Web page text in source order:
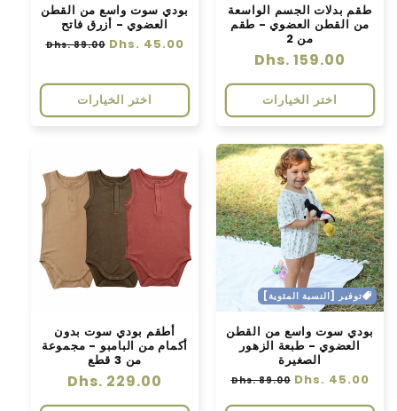
طقم بدلات الجسم الواسعة
من القطن العضوي - طقم
من 2
سعر
عادي
Dhs. 159.00
اختر الخيارات
بودي سوت واسع من القطن
العضوي - أزرق فاتح
سعر
Dhs. 45.00 سعر
Dhs. 89.00
اختر الخيارات
توفير [النسبة المئوية]
بودي سوت واسع من القطن
العضوي - طبعة الزهور
الصغيرة
سعر
Dhs. 45.00 سعر
Dhs. 89.00
أطقم بودي سوت بدون
أكمام من البامبو - مجموعة
من 3 قطع
سعر
عادي
Dhs. 229.00